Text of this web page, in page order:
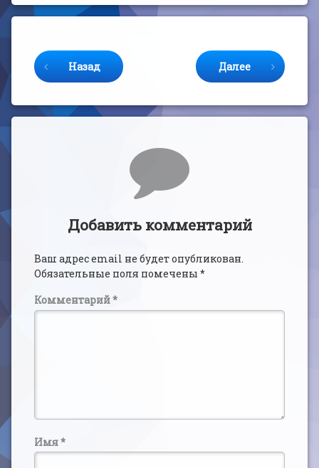
Продолжайте читать
Назад Далее
Комментарии
Добавить комментарий
Ваш адрес email не будет опубликован.
Обязательные поля помечены *
Комментарий*
Имя*